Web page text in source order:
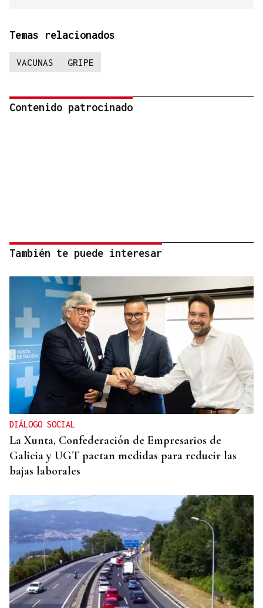
Temas relacionados
VACUNAS GRIPE
Contenido patrocinado
También te puede interesar
DIÁLOGO SOCIAL
La Xunta, Confederación de Empresarios de
Galicia y UGT pactan medidas para reducir las
bajas laborales